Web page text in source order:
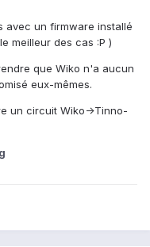
avec un firmware installé
meilleur des cas :P )
que Wiko n'a aucun
eux-mêmes.
un circuit Wiko->Tinno-